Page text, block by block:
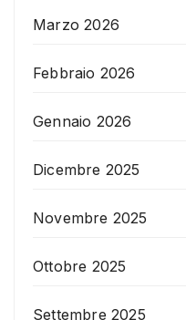
Marzo 2026
Febbraio 2026
Gennaio 2026
Dicembre 2025
Novembre 2025
Ottobre 2025
Settembre 2025